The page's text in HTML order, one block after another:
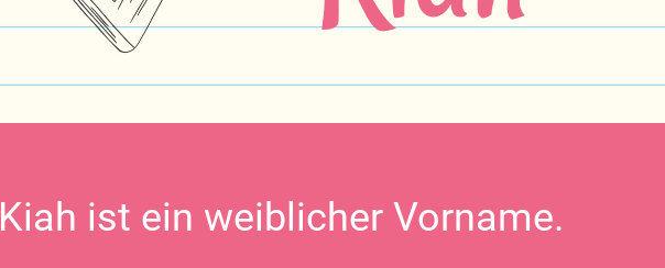
Kiah ist ein weiblicher Vorname.